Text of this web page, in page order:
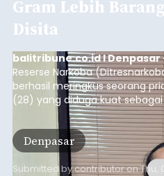
menyepakati Nota
Umum APBD (KUA) dan
rapat paripurna yang digelar di
Badung, Kamis (6/8/2026).
Badung
Submitted bycontributoronThu,
Baca